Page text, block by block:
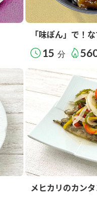
「味ぽん」で！
15 分
メヒカリのカン